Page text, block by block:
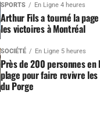
SPORTS En Ligne 4 heures
Arthur Fils a tourné la
les victoires à Montréal
SOCIÉTÉ En Ligne 5 heures
Près de 200 personnes en
plage pour faire revivre
du Porge